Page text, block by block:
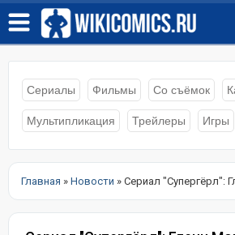
Сериалы Фильмы Со съёмок
Мультипликация Трейлеры Игры
Главная » Новости » Сериал "Супергёрл": Гленн Моршауэр